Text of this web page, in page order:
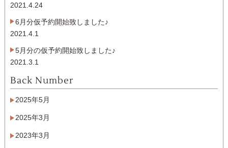
2021.4.24
6月分仮予約開始致しました♪
2021.4.1
5月分の仮予約開始致しました♪
2021.3.1
Back Number
2025年5月
2025年3月
2023年3月